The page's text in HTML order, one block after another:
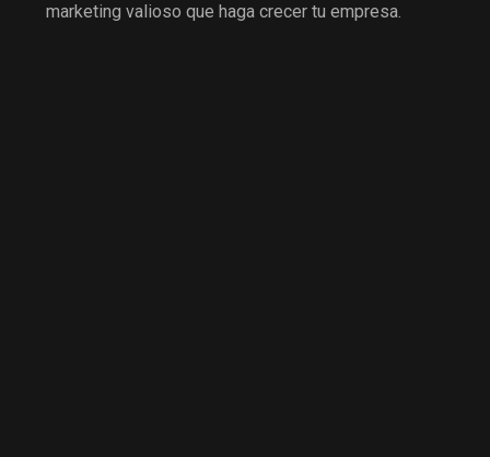
marketing valioso que haga crecer tu empresa.